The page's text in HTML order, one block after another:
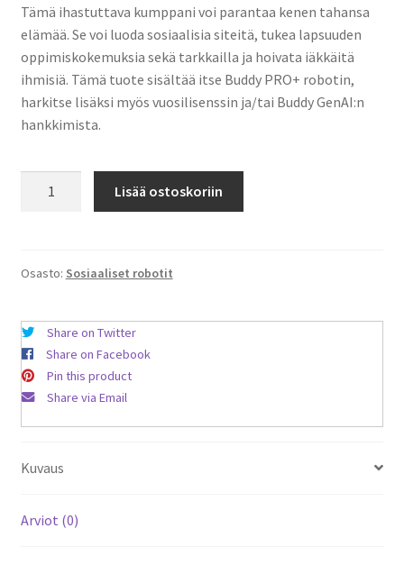
Tämä ihastuttava kumppani voi parantaa kenen tahansa
elämää. Se voi luoda sosiaalisia siteitä, tukea lapsuuden
oppimiskokemuksia sekä tarkkailla ja hoivata iäkkäitä
ihmisiä. Tämä tuote sisältää itse Buddy PRO+ robotin,
harkitse lisäksi myös vuosilisenssin ja/tai Buddy GenAI:n
hankkimista.
määrä
Lisää ostoskoriin
Osasto: Sosiaaliset robotit
Share on Twitter
Share on Facebook
Pin this product
Share via Email
Kuvaus
Arviot (0)